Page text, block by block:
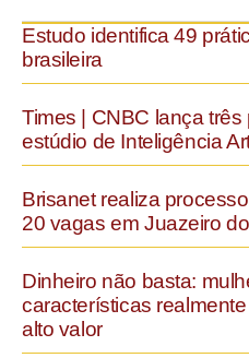
Estudo identifica 49
brasileira
Times | CNBC lança
estúdio de Inteligência
Brisanet realiza
20 vagas em Juazeiro
Dinheiro não basta:
características
alto valor